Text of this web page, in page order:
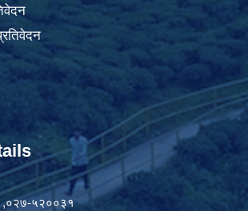
,०२७-५२००३१